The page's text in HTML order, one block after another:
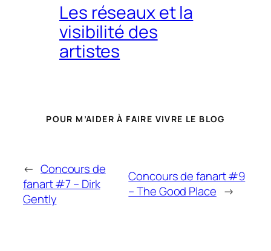
Les réseaux et la
visibilité des
artistes
POUR M’AIDER À FAIRE VIVRE LE BLOG
← Concours de
fanart #7 – Dirk
Gently
Concours de fanart #9
– The Good Place →